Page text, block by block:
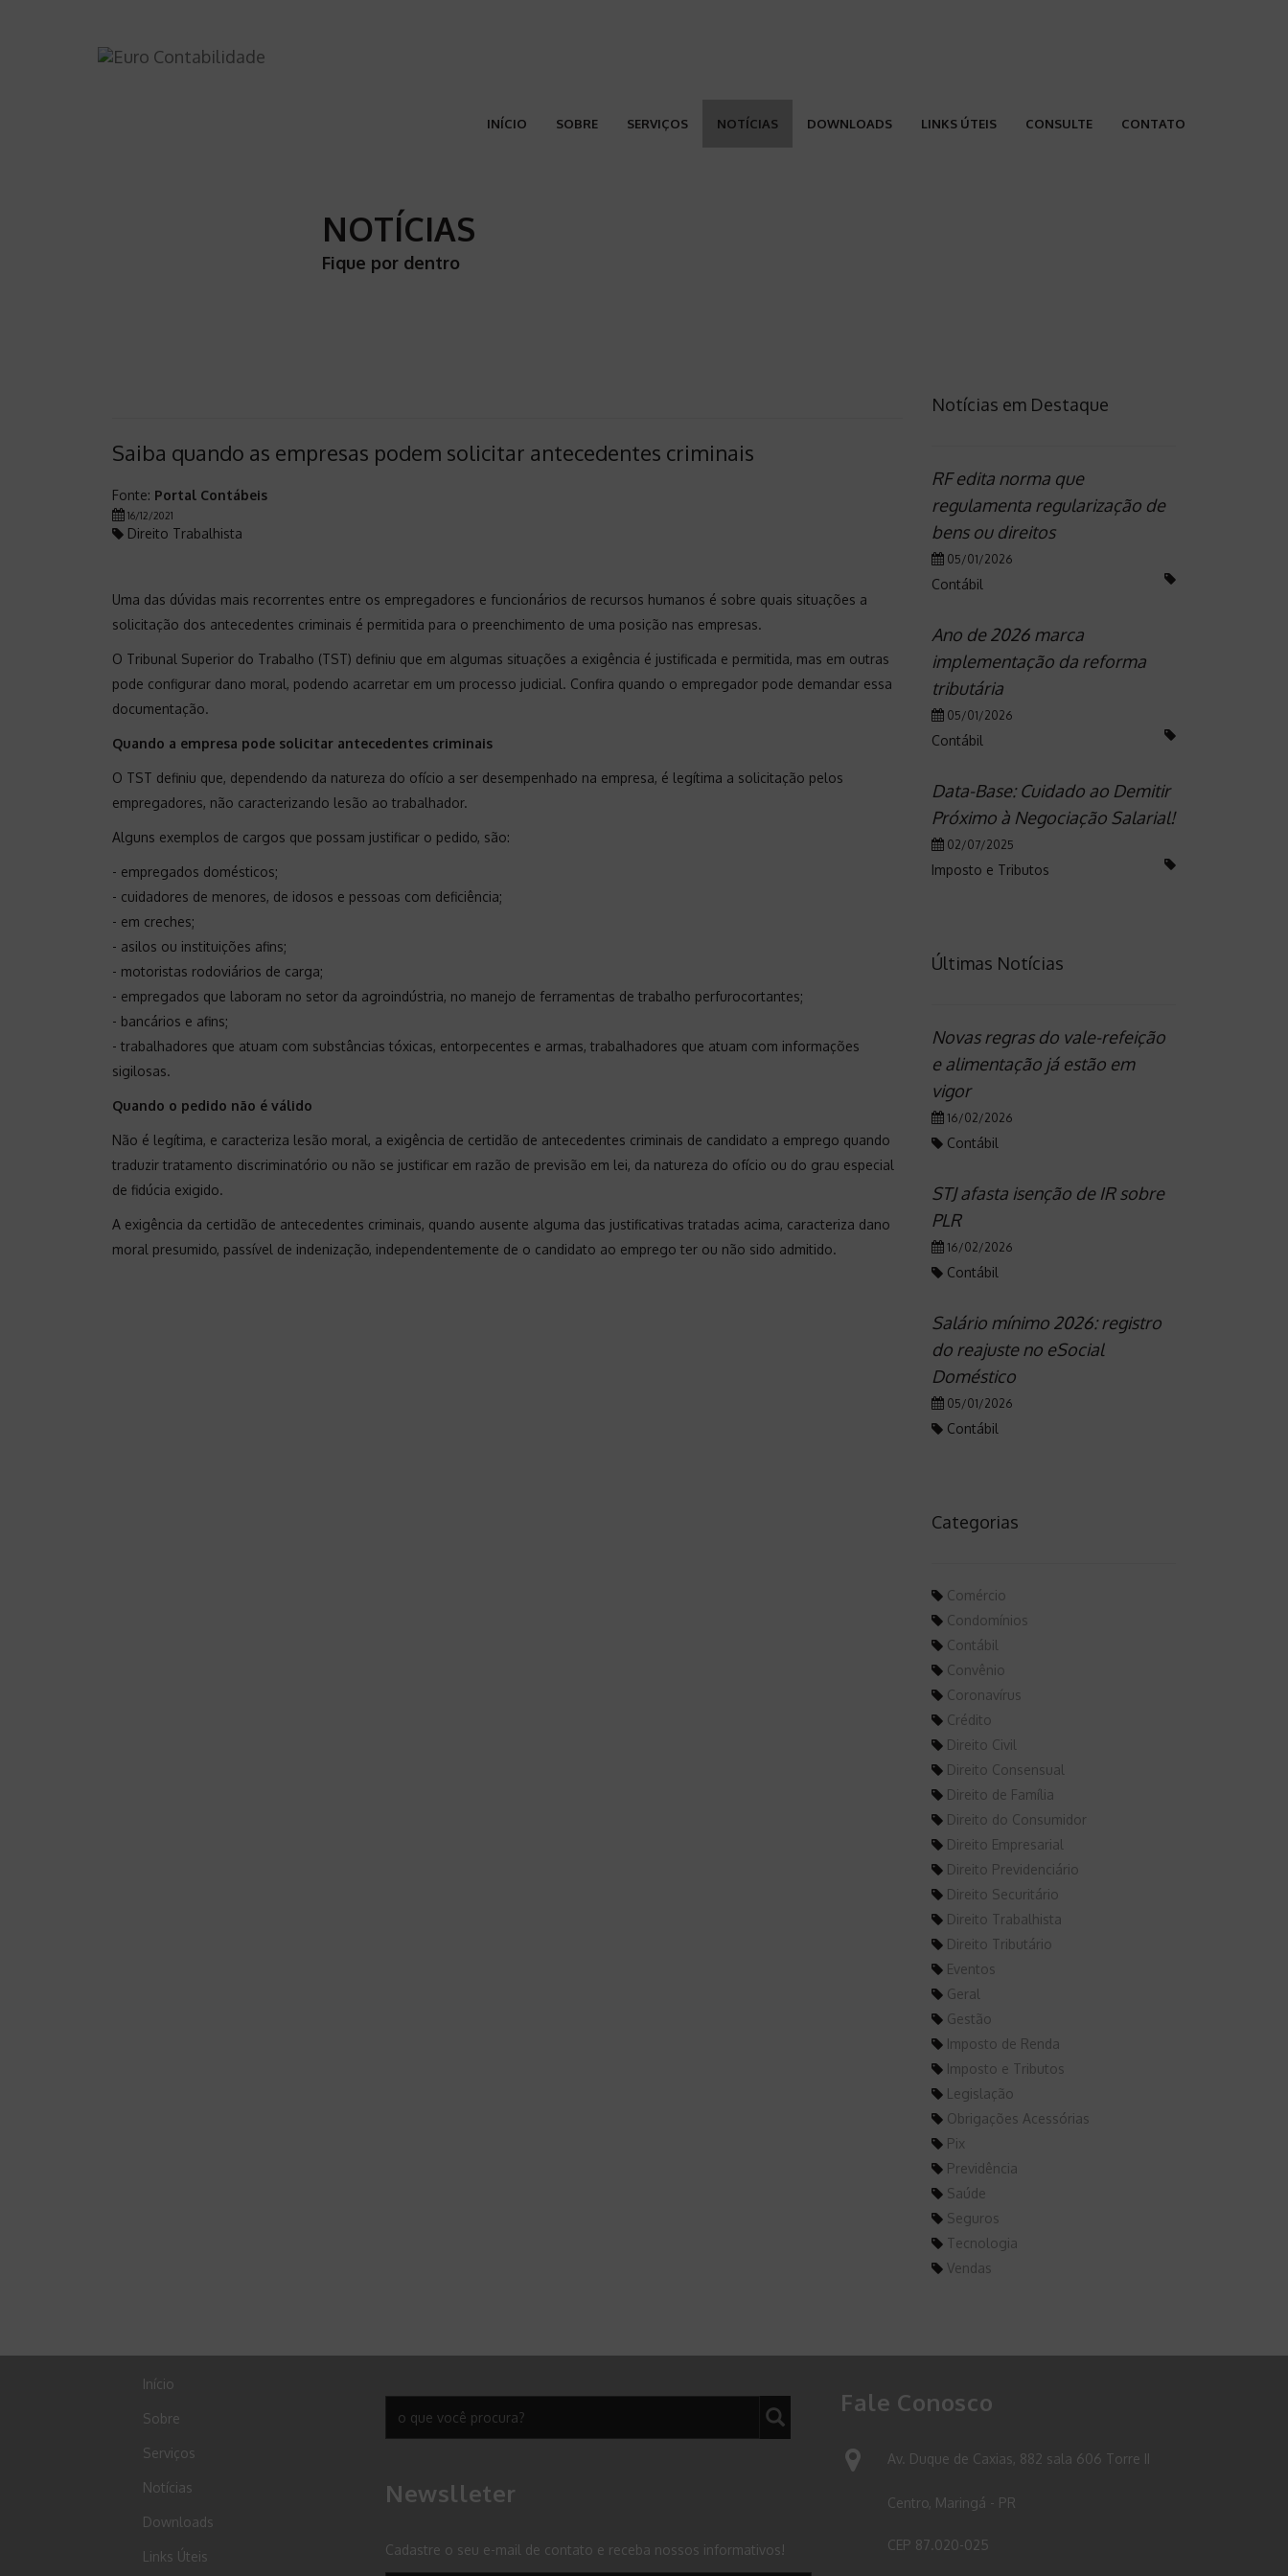
INÍCIO SOBRE SERVIÇOS NOTÍCIAS DOWNLOADS LINKS ÚTEIS CONSULTE CONTATO
NOTÍCIAS
Fique por dentro
Saiba quando as empresas podem solicitar antecedentes criminais
Fonte: Portal Contábeis
16/12/2021
Direito Trabalhista
Uma das dúvidas mais recorrentes entre os empregadores e funcionários de recursos humanos é sobre quais situações a
solicitação dos antecedentes criminais é permitida para o preenchimento de uma posição nas empresas.
O Tribunal Superior do Trabalho (TST) definiu que em algumas situações a exigência é justificada e permitida, mas em outras
pode configurar dano moral, podendo acarretar em um processo judicial. Confira quando o empregador pode demandar essa
documentação.
Quando a empresa pode solicitar antecedentes criminais
O TST definiu que, dependendo da natureza do ofício a ser desempenhado na empresa, é legítima a solicitação pelos
empregadores, não caracterizando lesão ao trabalhador.
Alguns exemplos de cargos que possam justificar o pedido, são:
- empregados domésticos;
- cuidadores de menores, de idosos e pessoas com deficiência;
- em creches;
- asilos ou instituições afins;
- motoristas rodoviários de carga;
- empregados que laboram no setor da agroindústria, no manejo de ferramentas de trabalho perfurocortantes;
- bancários e afins;
- trabalhadores que atuam com substâncias tóxicas, entorpecentes e armas, trabalhadores que atuam com informações
sigilosas.
Quando o pedido não é válido
Não é legítima, e caracteriza lesão moral, a exigência de certidão de antecedentes criminais de candidato a emprego quando
traduzir tratamento discriminatório ou não se justificar em razão de previsão em lei, da natureza do ofício ou do grau especial
de fidúcia exigido.
A exigência da certidão de antecedentes criminais, quando ausente alguma das justificativas tratadas acima, caracteriza dano
moral presumido, passível de indenização, independentemente de o candidato ao emprego ter ou não sido admitido.
Notícias em Destaque
RF edita norma que
regulamenta regularização de
bens ou direitos
05/01/2026
Contábil
Ano de 2026 marca
implementação da reforma
tributária
05/01/2026
Contábil
Data-Base: Cuidado ao Demitir
Próximo à Negociação Salarial!
02/07/2025
Imposto e Tributos
Últimas Notícias
Novas regras do vale-refeição
e alimentação já estão em
vigor
16/02/2026
Contábil
STJ afasta isenção de IR sobre
PLR
16/02/2026
Contábil
Salário mínimo 2026: registro
do reajuste no eSocial
Doméstico
05/01/2026
Contábil
Categorias
Comércio
Condomínios
Contábil
Convênio
Coronavírus
Crédito
Direito Civil
Direito Consensual
Direito de Família
Direito do Consumidor
Direito Empresarial
Direito Previdenciário
Direito Securitário
Direito Trabalhista
Direito Tributário
Eventos
Geral
Gestão
Imposto de Renda
Imposto e Tributos
Legislação
Obrigações Acessórias
Pix
Previdência
Saúde
Seguros
Tecnologia
Vendas
Início
Sobre
Serviços
Notícias
Downloads
Links Úteis
Newslleter
Cadastre o seu e-mail de contato e receba nossos informativos!
Fale Conosco
Av. Duque de Caxias, 882 sala 606 Torre II
Centro, Maringá - PR
CEP 87.020-025